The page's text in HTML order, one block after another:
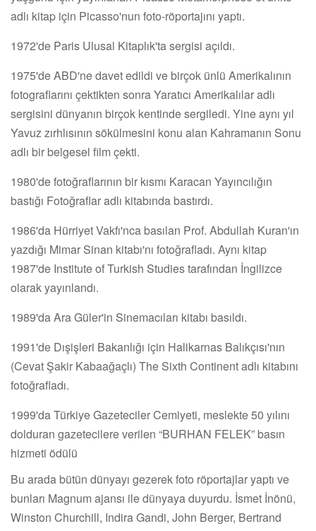
adlı kitap için Picasso'nun foto-röportajını yaptı.
1972'de Paris Ulusal Kitaplık'ta sergisi açıldı.
1975'de ABD'ne davet edildi ve birçok ünlü Amerikalının
fotograflarını çektikten sonra Yaratıcı Amerikalılar adlı
sergisini dünyanın birçok kentinde sergiledi. Yine aynı yıl
Yavuz zırhlısının sökülmesini konu alan Kahramanın Sonu
adlı bir belgesel film çekti.
1980'de fotoğraflarının bir kısmı Karacan Yayıncılığın
bastığı Fotoğraflar adlı kitabında bastırdı.
1986'da Hürriyet Vakfı'nca basılan Prof. Abdullah Kuran'ın
yazdığı Mimar Sinan kitabı'nı fotoğrafladı. Aynı kitap
1987'de Institute of Turkish Studies tarafından İngilizce
olarak yayınlandı.
1989'da Ara Güler'in Sinemacıları kitabı basıldı.
1991'de Dışişleri Bakanlığı için Halikarnas Balıkçısı'nın
(Cevat Şakir Kabaağaçlı) The Sixth Continent adlı kitabını
fotoğrafladı.
1999'da Türkiye Gazeteciler Cemiyeti, meslekte 50 yılını
dolduran gazetecilere verilen “BURHAN FELEK” basın
hizmeti ödülü
Bu arada bütün dünyayı gezerek foto röportajlar yaptı ve
bunları Magnum ajansı ile dünyaya duyurdu. İsmet İnönü,
Winston Churchill, Indira Gandi, John Berger, Bertrand